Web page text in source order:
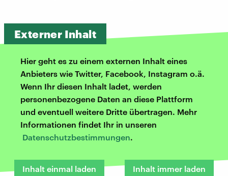
Externer Inhalt
Hier geht es zu einem externen Inhalt eines
Anbieters wie Twitter, Facebook, Instagram o.ä.
Wenn Ihr diesen Inhalt ladet, werden
personenbezogene Daten an diese Plattform
und eventuell weitere Dritte übertragen. Mehr
Informationen findet Ihr in unseren
Datenschutzbestimmungen.
Inhalt einmal laden Inhalt immer laden